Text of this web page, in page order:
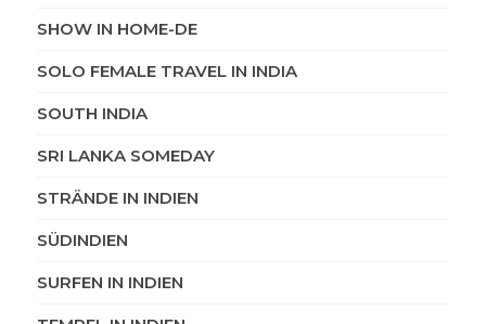
SHOW IN HOME-DE
SOLO FEMALE TRAVEL IN INDIA
SOUTH INDIA
SRI LANKA SOMEDAY
STRÄNDE IN INDIEN
SÜDINDIEN
SURFEN IN INDIEN